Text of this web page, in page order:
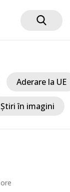
Aderare la UE
Știri în imagini